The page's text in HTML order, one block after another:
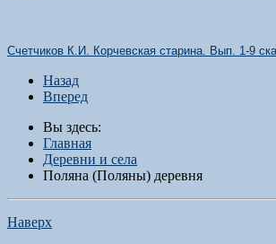
Счетчиков К.И. Корчевская старина. Вып. 1-9
Назад
Вперед
Вы здесь:
Главная
Деревни и села
Поляна (Поляны) деревня
Наверх